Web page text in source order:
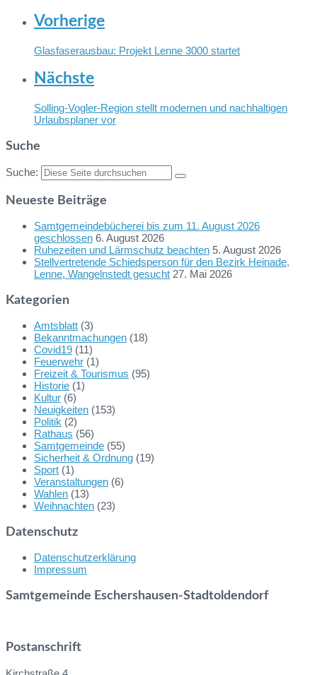
Vorherige
Glasfaserausbau: Projekt Lenne 3000 startet
Nächste
Solling-Vogler-Region stellt modernen und nachhaltigen
Urlaubsplaner vor
Suche
Suche:
Neueste Beiträge
Samtgemeindebücherei bis zum 11. August 2026
geschlossen 6. August 2026
Ruhezeiten und Lärmschutz beachten 5. August 2026
Stellvertretende Schiedsperson für den Bezirk Heinade,
Lenne, Wangelnstedt gesucht 27. Mai 2026
Kategorien
Amtsblatt (3)
Bekanntmachungen (18)
Covid19 (11)
Feuerwehr (1)
Freizeit & Tourismus (95)
Historie (1)
Kultur (6)
Neuigkeiten (153)
Politik (2)
Rathaus (56)
Samtgemeinde (55)
Sicherheit & Ordnung (19)
Sport (1)
Veranstaltungen (6)
Wahlen (13)
Weihnachten (23)
Datenschutz
Datenschutzerklärung
Impressum
Samtgemeinde Eschershausen-Stadtoldendorf
Postanschrift